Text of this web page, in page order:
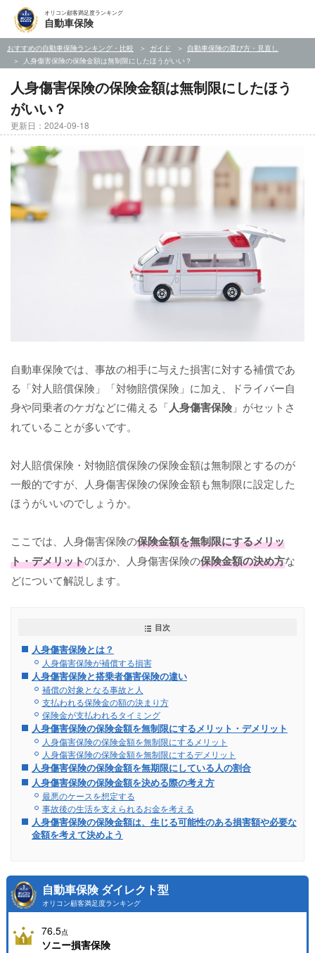
オリコン顧客満足度ランキング
自動車保険
おすすめの自動車保険ランキング・比較 ガイド
自動車保険の選び方・見直し
人身傷害保険の保険金額は無制限にしたほうがいい？
人身傷害保険の保険金額は無制限にしたほう
がいい？
更新日：2024-09-18
自動車保険では、事故の相手に与えた損害に対する補償であ
る「対人賠償保険」「対物賠償保険」に加え、ドライバー自
身や同乗者のケガなどに備える「人身傷害保険 」がセットさ
れていることが多いです。
対人賠償保険・対物賠償保険の保険金額は無制限とするのが
一般的ですが、人身傷害保険の保険金額も無制限に設定した
ほうがいいのでしょうか。
ここでは、人身傷害保険の保険金額を無制限にするメリッ
ト・デメリットのほか、人身傷害保険の保険金額の決め方な
どについて解説します。
目次
人身傷害保険とは？
人身傷害保険が補償する損害
人身傷害保険と搭乗者傷害保険の違い
補償の対象となる事故と人
支払われる保険金の額の決まり方
保険金が支払われるタイミング
人身傷害保険の保険金額を無制限にするメリット・デメリット
人身傷害保険の保険金額を無制限にするメリット
人身傷害保険の保険金額を無制限にするデメリット
人身傷害保険の保険金額を無期限にしている人の割合
人身傷害保険の保険金額を決める際の考え方
最悪のケースを想定する
事故後の生活を支えられるお金を考える
人身傷害保険の保険金額は、生じる可能性のある損害額や必要な
金額を考えて決めよう
自動車保険 ダイレクト型
オリコン顧客満足度ランキング
76.5点
ソニー損害保険